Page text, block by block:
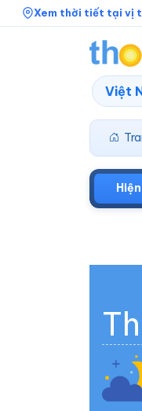
Xem thời tiết tại vị
Việt